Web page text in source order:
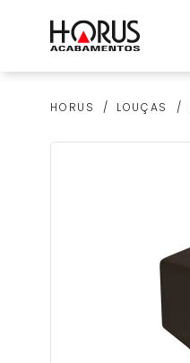
HORUS LOUÇAS